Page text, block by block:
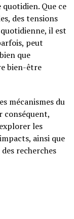
Que ce
des tensions
il est
peut
que
bien-être
mécanismes du
conséquent,
les
ainsi que
recherches